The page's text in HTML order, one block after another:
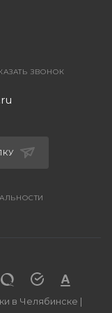
ЗВОНОК
в Челябинске |